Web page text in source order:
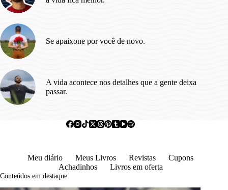
Se apaixone por você de novo.
A vida acontece nos detalhes que a gente deixa
passar.
Meu diário Meus Livros Revistas
Cupons
Achadinhos
Livros em oferta
Conteúdos em destaque